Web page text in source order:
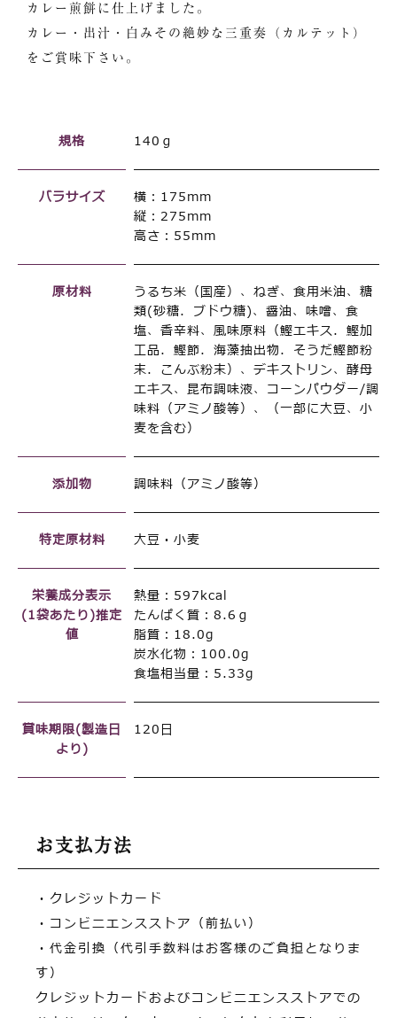
カレー煎餅に仕上げました。
カレー・出汁・白みその絶妙な三重奏（カルテット）
をご賞味下さい。
規格 140ｇ
バラサイズ
横：175mm
縦：275mm
高さ：55mm
原材料
うるち米（国産）、ねぎ、食用米油、糖
類(砂糖．ブドウ糖)、醤油、味噌、食
塩、香辛料、風味原料（鰹エキス．鰹加
工品．鰹節．海藻抽出物．そうだ鰹節粉
末．こんぶ粉末）、デキストリン、酵母
エキス、昆布調味液、コーンパウダー/調
味料（アミノ酸等）、（一部に大豆、小
麦を含む）
添加物 調味料（アミノ酸等）
特定原材料 大豆・小麦
栄養成分表示
(1袋あたり)推定
値
熱量：597kcal
たんぱく質：8.6ｇ
脂質：18.0g
炭水化物：100.0g
食塩相当量：5.33g
賞味期限(製造日
より)
120日
お支払方法
・クレジットカード
・コンビニエンスストア（前払い）
・代金引換（代引手数料はお客様のご負担となりま
す）
クレジットカードおよびコンビニエンスストアでの